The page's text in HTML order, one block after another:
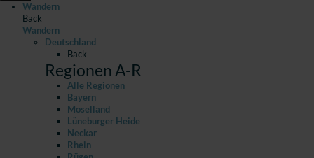
Wandern
Back
Wandern
Deutschland
Back
Regionen A-R
Alle Regionen
Bayern
Moselland
Lüneburger Heide
Neckar
Rhein